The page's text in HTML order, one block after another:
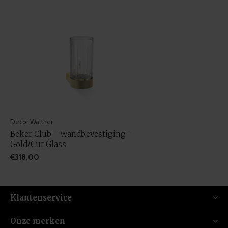
Decor Walther
Beker Club - Wandbevestiging -
Gold/Cut Glass
€318,00
Klantenservice
Onze merken